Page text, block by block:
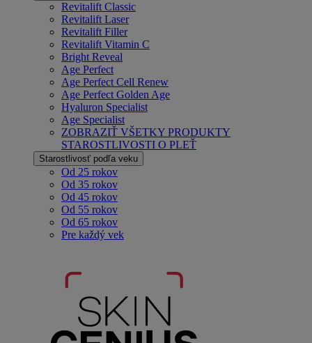
Revitalift Classic
Revitalift Laser
Revitalift Filler
Revitalift Vitamin C
Bright Reveal
Age Perfect
Age Perfect Cell Renew
Age Perfect Golden Age
Hyaluron Specialist
Age Specialist
ZOBRAZIŤ VŠETKY PRODUKTY
STAROSTLIVOSTI O PLEŤ
Starostlivosť podľa veku
Od 25 rokov
Od 35 rokov
Od 45 rokov
Od 55 rokov
Od 65 rokov
Pre každý vek